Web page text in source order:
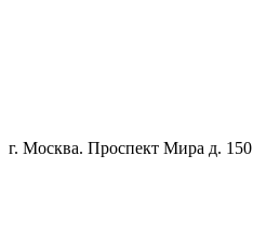
г. Москва. Проспект Мира д. 150